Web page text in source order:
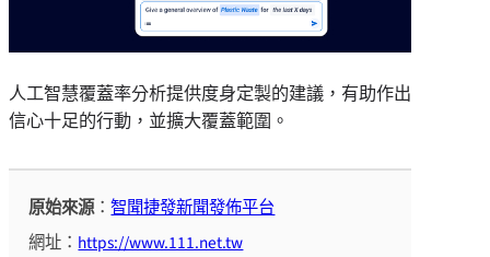
人工智慧覆蓋率分析提供度身定製的建議，有助作出
信心十足的行動，並擴大覆蓋範圍。
原始來源：智聞捷發新聞發佈平台
網址： https://www.111.net.tw